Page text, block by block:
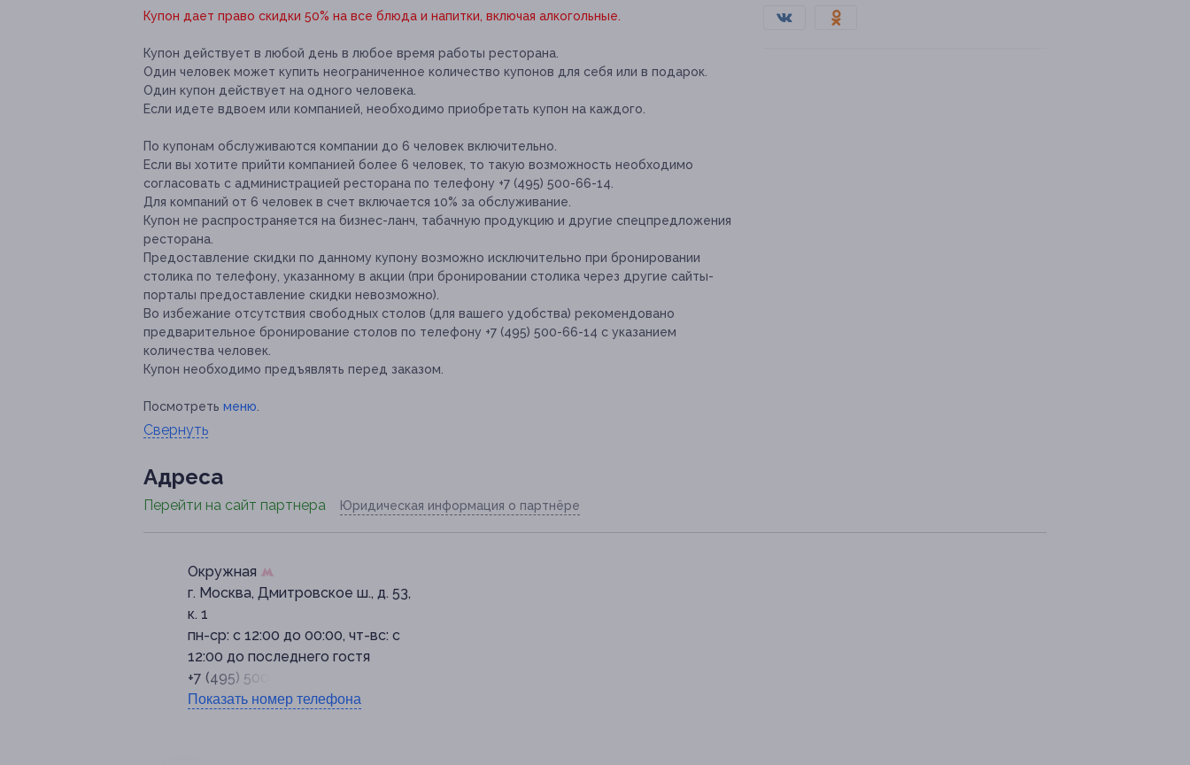
Купон дает право скидки 50% на все блюда и напитки, включая алкогольные.
Купон действует в любой день в любое время работы ресторана.
Один человек может купить неограниченное количество купонов для себя или в подарок.
Один купон действует на одного человека.
Если идете вдвоем или компанией, необходимо приобретать купон на каждого.
По купонам обслуживаются компании до 6 человек включительно.
Если вы хотите прийти компанией более 6 человек, то такую возможность необходимо
согласовать с администрацией ресторана по телефону +7 (495) 500-66-14.
Для компаний от 6 человек в счет включается 10% за обслуживание.
Купон не распространяется на бизнес-ланч, табачную продукцию и другие спецпредложения
ресторана.
Предоставление скидки по данному купону возможно исключительно при бронировании
столика по телефону, указанному в акции (при бронировании столика через другие сайты-
порталы предоставление скидки невозможно).
Во избежание отсутствия свободных столов (для вашего удобства) рекомендовано
предварительное бронирование столов по телефону +7 (495) 500-66-14 с указанием
количества человек.
Купон необходимо предъявлять перед заказом.
Посмотреть меню
Свернуть
Адресa
Перейти на сайт партнера Юридическая информация о партнёре
Окружная
г. Москва, Дмитровское ш., д. 53,
к. 1
пн-ср: с 12:00 до 00:00, чт-вс: с
12:00 до последнего гостя
+7 (495) 500-66-14
Показать номер телефона